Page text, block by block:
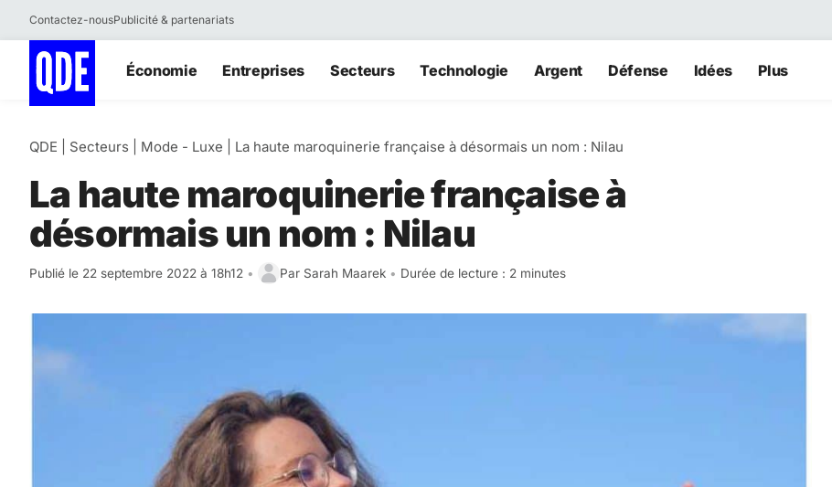
Contactez-nousPublicité & partenariats
contenu
Économie Entreprises Secteurs Technologie Argent Défense Idées Plus
QDE Secteurs Mode - Luxe La haute maroquinerie française à désormais un nom : Nilau
La haute maroquinerie française à
désormais un nom : Nilau
Publié le 22 septembre 2022 à 18h12 • Par Sarah Maarek • Durée de lecture : 2 minutes